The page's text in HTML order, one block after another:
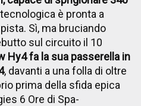
è pronta a
Sì, ma bruciando
sul circuito il 10
Hy4 fa la sua passerella in
, davanti a una folla di oltre
prima della sfida epica
6 Ore di Spa-